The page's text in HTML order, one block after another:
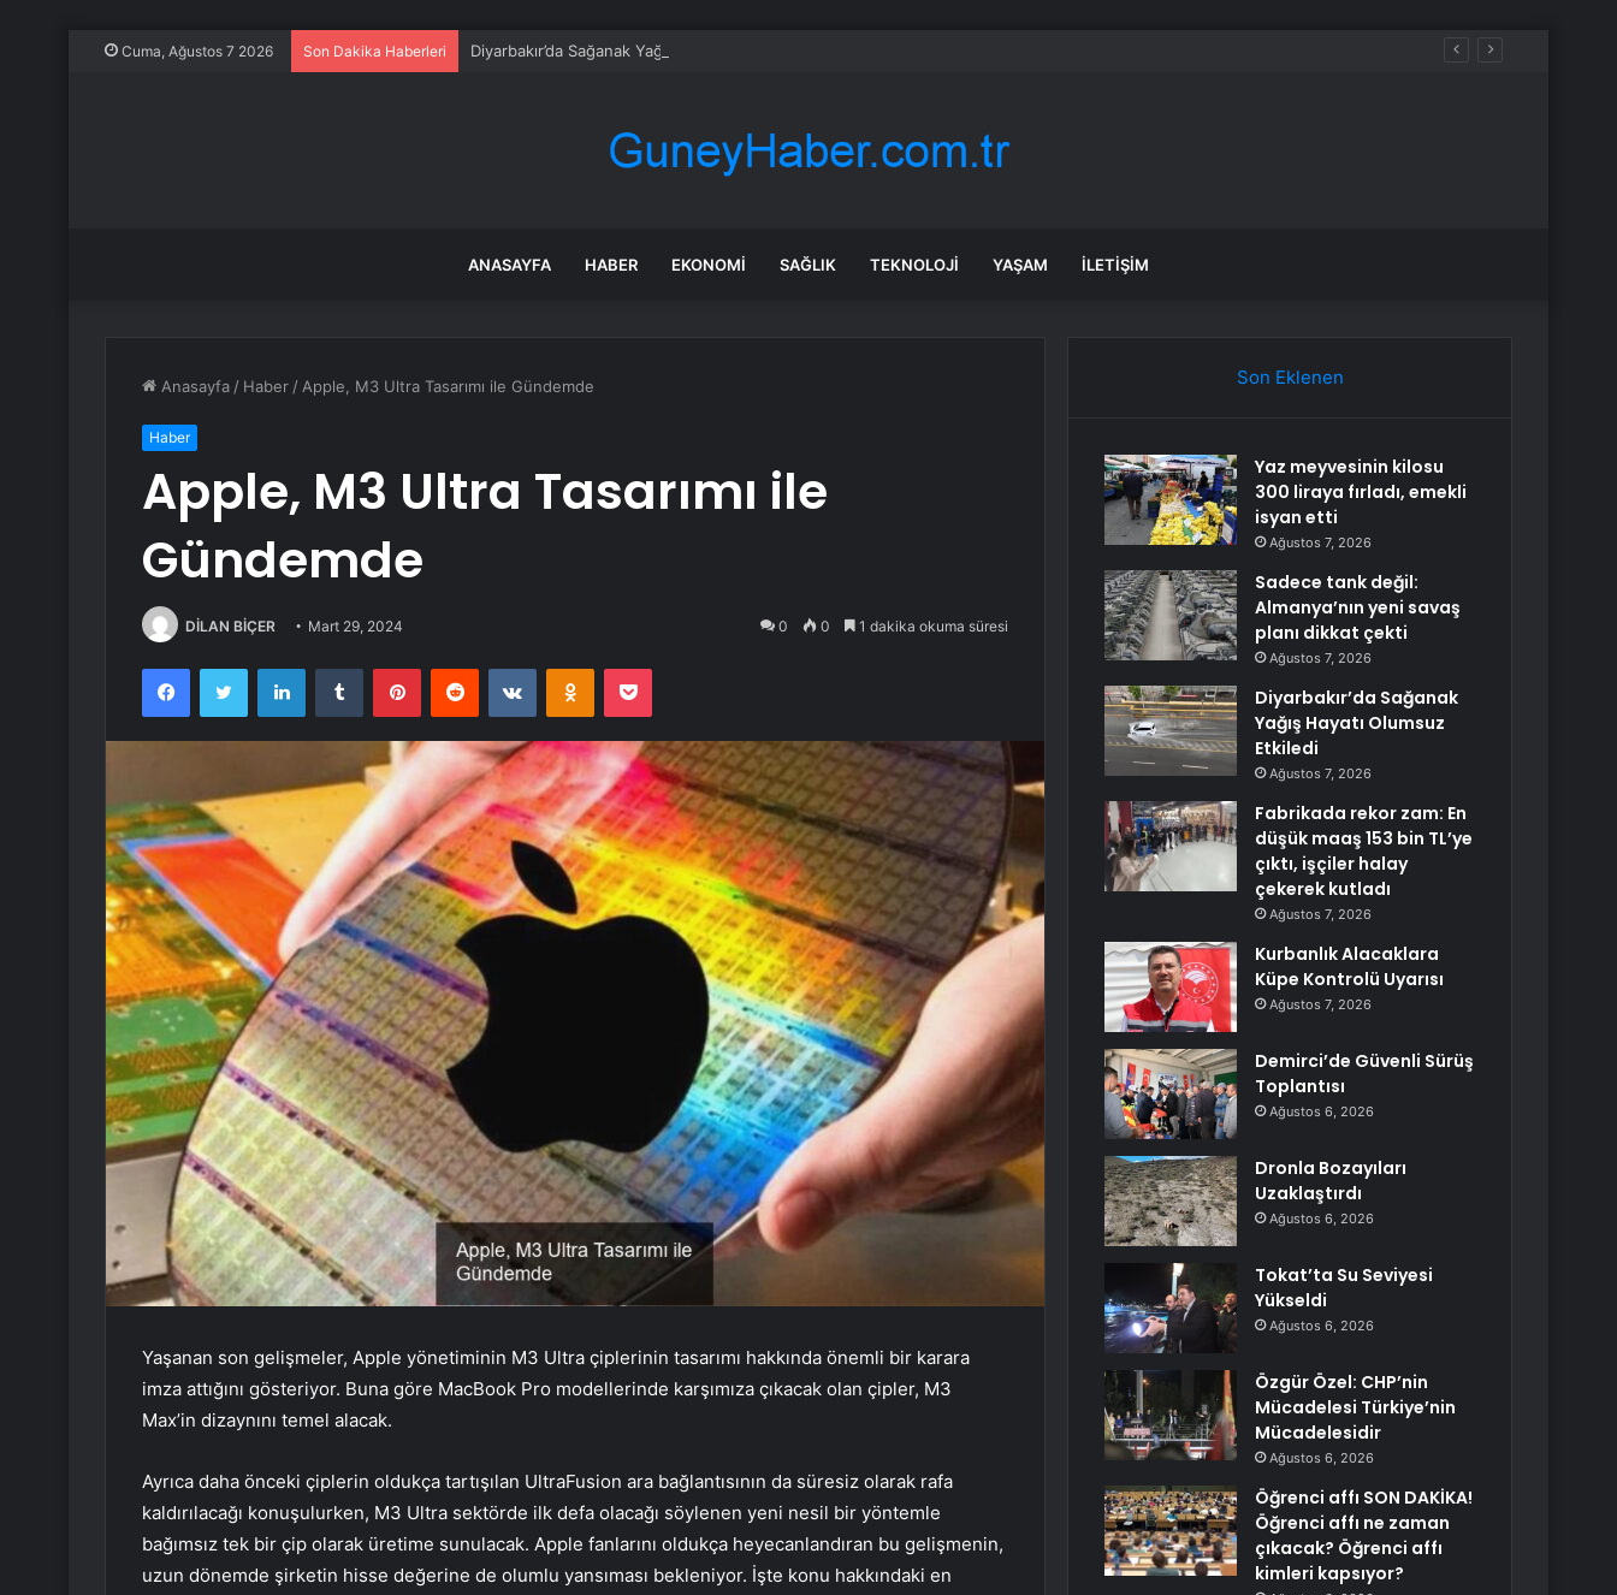
Cuma, Ağustos 7 2026 Son Dakika Haberleri Diyarbakır’da Sağanak Yağış Hayatı Olumsuz Etkiledi
ANASAYFA HABER EKONOMI SAĞLIK TEKNOLOJI YAŞAM İLETIŞIM
Anasayfa / Haber / Apple, M3 Ultra Tasarımı ile Gündemde
Haber
Apple, M3 Ultra Tasarımı ile
Gündemde
DİLAN BİÇER Mart 29, 2024 0 0 1 dakika okuma süresi
FacebookTwitter LinkedInTumblr PinterestReddit VKontakteOdnoklassniki
Pocket
Yaşanan son gelişmeler, Apple yönetiminin M3 Ultra çiplerinin tasarımı hakkında önemli bir karara
imza attığını gösteriyor. Buna göre MacBook Pro modellerinde karşımıza çıkacak olan çipler, M3
Max’in dizaynını temel alacak.
Ayrıca daha önceki çiplerin oldukça tartışılan UltraFusion ara bağlantısının da süresiz olarak rafa
kaldırılacağı konuşulurken, M3 Ultra sektörde ilk defa olacağı söylenen yeni nesil bir yöntemle
bağımsız tek bir çip olarak üretime sunulacak. Apple fanlarını oldukça heyecanlandıran bu gelişmenin,
uzun dönemde şirketin hisse değerine de olumlu yansıması bekleniyor. İşte konu hakkındaki en
Son Eklenen
Yaz meyvesinin kilosu
300 liraya fırladı, emekli
isyan etti
Ağustos 7, 2026
Sadece tank değil:
Almanya’nın yeni savaş
planı dikkat çekti
Ağustos 7, 2026
Diyarbakır’da Sağanak
Yağış Hayatı Olumsuz
Etkiledi
Ağustos 7, 2026
Fabrikada rekor zam: En
düşük maaş 153 bin TL’ye
çıktı, işçiler halay
çekerek kutladı
Ağustos 7, 2026
Kurbanlık Alacaklara
Küpe Kontrolü Uyarısı
Ağustos 7, 2026
Demirci’de Güvenli Sürüş
Toplantısı
Ağustos 6, 2026
Dronla Bozayıları
Uzaklaştırdı
Ağustos 6, 2026
Tokat’ta Su Seviyesi
Yükseldi
Ağustos 6, 2026
Özgür Özel: CHP’nin
Mücadelesi Türkiye’nin
Mücadelesidir
Ağustos 6, 2026
Öğrenci affı SON DAKİKA!
Öğrenci affı ne zaman
çıkacak? Öğrenci affı
kimleri kapsıyor?